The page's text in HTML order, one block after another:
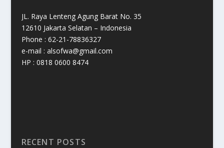
JL. Raya Lenteng Agung Barat No. 35
12610 Jakarta Selatan – Indonesia
Phone : 62-21-78836327
e-mail : alsofwa@gmail.com
HP : 0818 0600 8474
RECENT POSTS